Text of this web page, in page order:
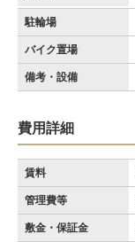
駐輪場
バイク置場
備考・設備
費用詳細
賃料
管理費等
敷金・保証金